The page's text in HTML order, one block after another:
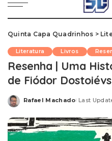
Quinta Capa Quadrinhos >
Literatura Livros
Resenha | Uma
de Fiódor
Posted
Rafael Machado Last